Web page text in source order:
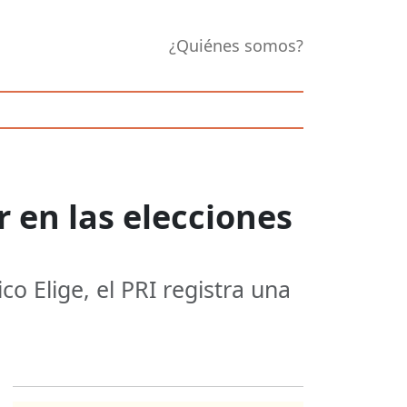
¿Quiénes somos?
en las elecciones
Elige, el PRI registra una